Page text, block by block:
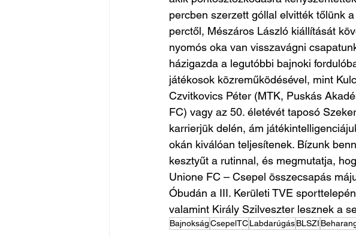
percben szerzett góllal elvitték tőlünk
perctől, Mészáros László kiállítását
nyomós oka van visszavágni
házigazda a legutóbbi bajnoki
játékosok közreműködésével, mint
Czvitkovics Péter (MTK, Puskás
FC) vagy az 50. életévét taposó
karrierjük delén, ám
okán kiválóan teljesítenek. Bízunk
kesztyűt a rutinnal, és megmutatja,
Unione FC – Csepel összecsapás
Óbudán a III. Kerületi TVE
valamint Király Szilveszter lesznek a
BajnokságCsepelTCLabdarúgásBLSZI